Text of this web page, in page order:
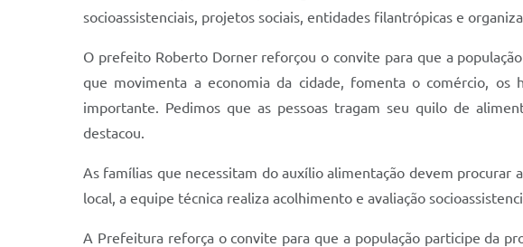
socioassistenciais, projetos sociais, entidades filantrópicas e
O prefeito Roberto Dorner reforçou o convite para que a
que movimenta a economia da cidade, fomenta o comércio,
importante. Pedimos que as pessoas tragam seu quilo de
destacou.
As famílias que necessitam do auxílio alimentação devem procurar
local, a equipe técnica realiza acolhimento e avaliação
A Prefeitura reforça o convite para que a população participe da